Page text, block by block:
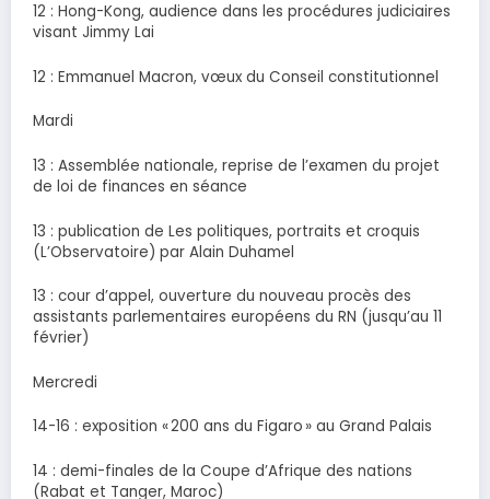
12 : Hong-Kong, audience dans les procédures judiciaires
visant Jimmy Lai
12 : Emmanuel Macron, vœux du Conseil constitutionnel
Mardi
13 : Assemblée nationale, reprise de l’examen du projet
de loi de finances en séance
13 : publication de Les politiques, portraits et croquis
(L’Observatoire) par Alain Duhamel
13 : cour d’appel, ouverture du nouveau procès des
assistants parlementaires européens du RN (jusqu’au 11
février)
Mercredi
14-16 : exposition « 200 ans du Figaro » au Grand Palais
14 : demi-finales de la Coupe d’Afrique des nations
(Rabat et Tanger, Maroc)